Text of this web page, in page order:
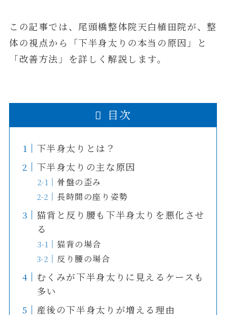
この記事では、尾頭橋整体院天白植田院が、整
体の視点から「下半身太りの本当の原因」と
「改善方法」を詳しく解説します。
目次
下半身太りとは？
下半身太りの主な原因
骨盤の歪み
長時間の座り姿勢
猫背と反り腰も下半身太りを悪化させ
る
猫背の場合
反り腰の場合
むくみが下半身太りに見えるケースも
多い
産後の下半身太りが増える理由